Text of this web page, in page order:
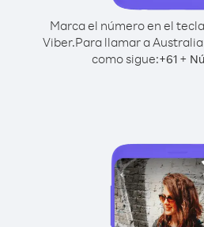
Marca el número en el
Viber.Para llamar a
como sigue:+61 +